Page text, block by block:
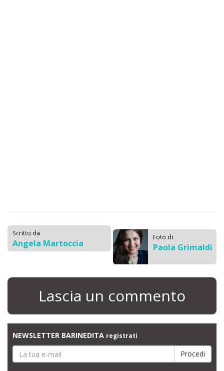
Scritto da
Angela Martoccia
Foto di
Paola Grimaldi
Lascia un commento
NEWSLETTER BARINEDITA registrati